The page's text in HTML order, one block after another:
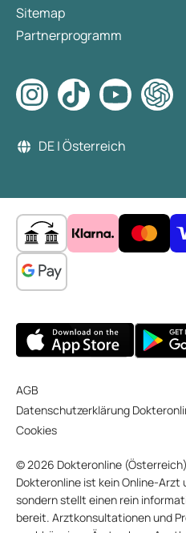
Sitemap
Partnerprogramm
DE | Österreich
AGB
Datenschutzerklärung
Cookies
© 2026 Dokteronline
Dokteronline ist kein Online-Arzt
sondern stellt einen rein
bereit. Arztkonsultationen und